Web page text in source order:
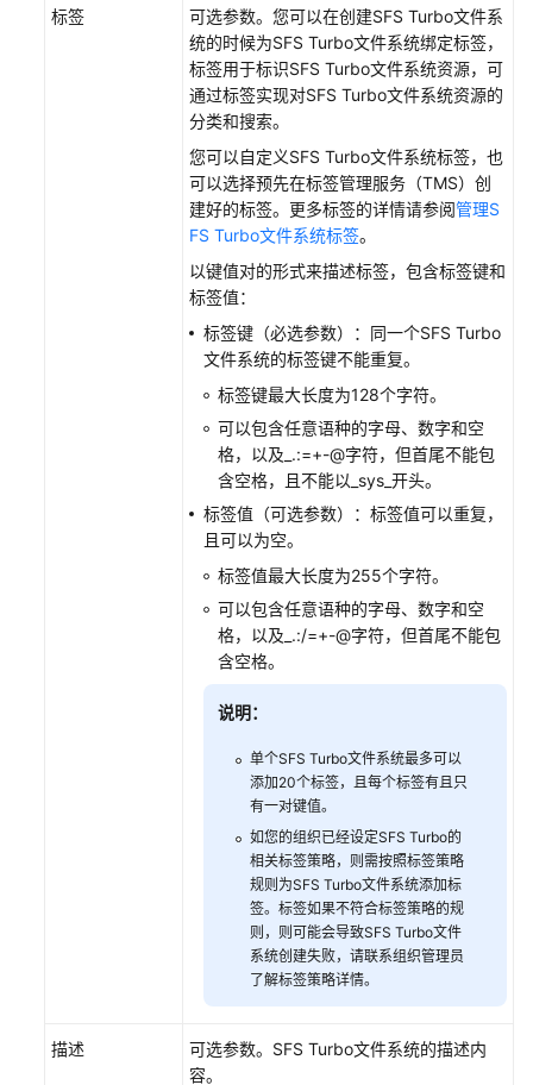
标签
可选参数。您可以在创建SFS Turbo文件系
统的时候为SFS Turbo文件系统绑定标签，
标签用于标识SFS Turbo文件系统资源，可
通过标签实现对SFS Turbo文件系统资源的
分类和搜索。
您可以自定义SFS Turbo文件系统标签，也
可以选择预先在标签管理服务（TMS）创
建好的标签。更多标签的详情请参阅管理S
FS Turbo文件系统标签。
以键值对的形式来描述标签，包含标签键和
标签值：
标签键（必选参数）：同一个SFS Turbo
文件系统的标签键不能重复。
标签键最大长度为128个字符。
可以包含任意语种的字母、数字和空
格，以及_.:=+-@字符，但首尾不能包
含空格，且不能以_sys_开头。
标签值（可选参数）：标签值可以重复，
且可以为空。
标签值最大长度为255个字符。
可以包含任意语种的字母、数字和空
格，以及_.:/=+-@字符，但首尾不能包
含空格。
说明：
单个SFS Turbo文件系统最多可以
添加20个标签，且每个标签有且只
有一对键值。
如您的组织已经设定SFS Turbo的
相关标签策略，则需按照标签策略
规则为SFS Turbo文件系统添加标
签。标签如果不符合标签策略的规
则，则可能会导致SFS Turbo文件
系统创建失败，请联系组织管理员
了解标签策略详情。
描述
可选参数。SFS Turbo文件系统的描述内
容。